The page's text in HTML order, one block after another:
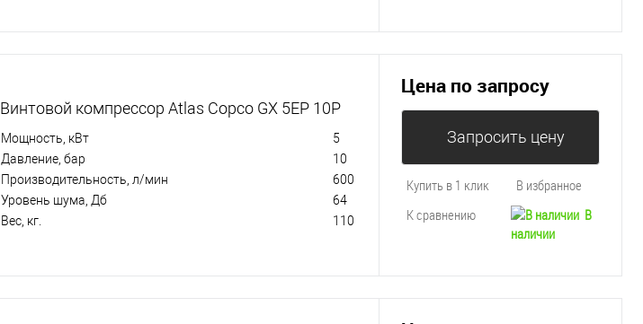
Винтовой компрессор Atlas Copco GX 5EP 10P
Мощность, кВт
5
Давление, бар
10
Производительность, л/мин
600
Уровень шума, Дб
64
Вес, кг.
110
Цена по запросу
Запросить цену
Купить в 1 клик
В избранное
К сравнению
В
наличии